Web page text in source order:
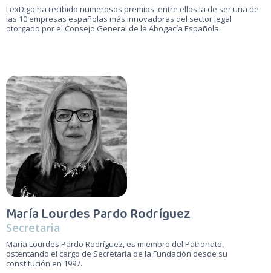
LexDigo ha recibido numerosos premios, entre ellos la de ser una de
las 10 empresas españolas más innovadoras del sector legal
otorgado por el Consejo General de la Abogacía Española.
María Lourdes Pardo Rodríguez
Secretaria
María Lourdes Pardo Rodríguez, es miembro del Patronato,
ostentando el cargo de Secretaria de la Fundación desde su
constitución en 1997.